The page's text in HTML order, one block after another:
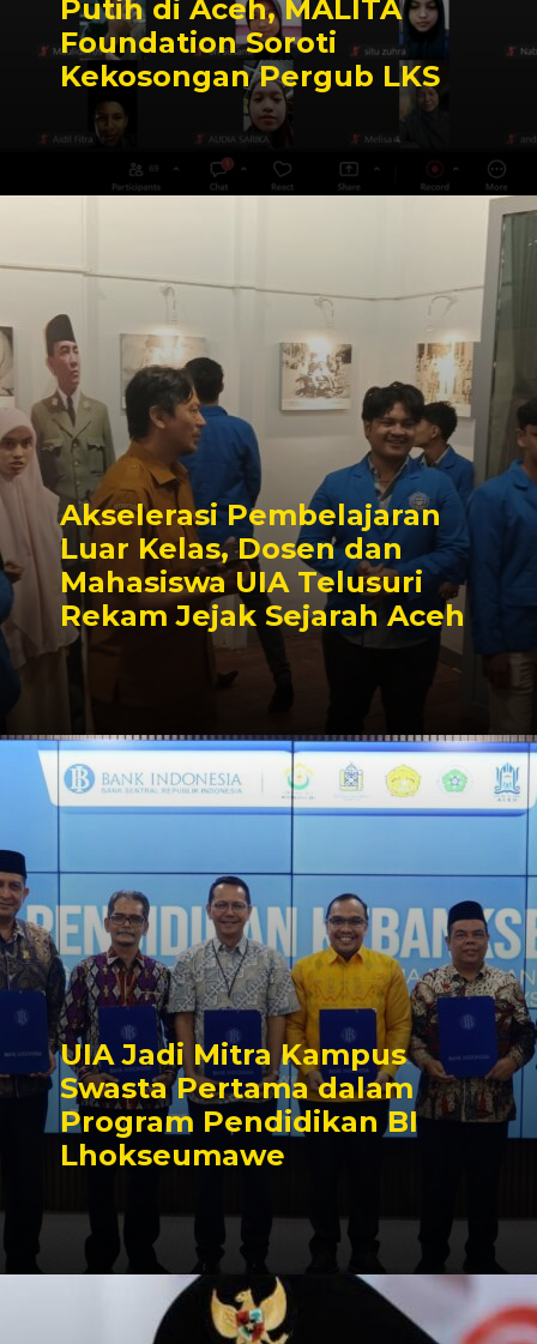
Putih di Aceh, MALITA
Foundation Soroti
Kekosongan Pergub LKS
Akselerasi Pembelajaran
Luar Kelas, Dosen dan
Mahasiswa UIA Telusuri
Rekam Jejak Sejarah Aceh
UIA Jadi Mitra Kampus
Swasta Pertama dalam
Program Pendidikan BI
Lhokseumawe